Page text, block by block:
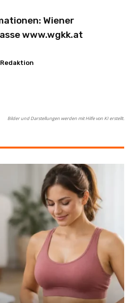
Wiener
www.wgkk.at
Bilder und Darstellungen werden mit Hilfe von KI erstellt.